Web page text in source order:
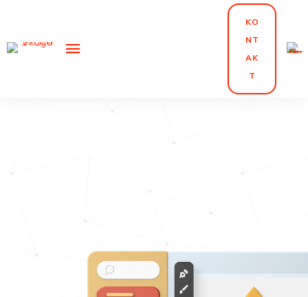
KO
NT
AK
T